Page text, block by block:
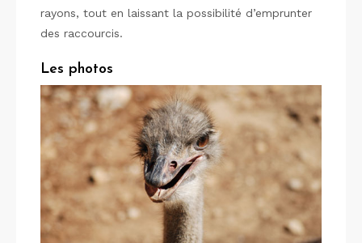
rayons, tout en laissant la possibilité d’emprunter
des raccourcis.
Les photos